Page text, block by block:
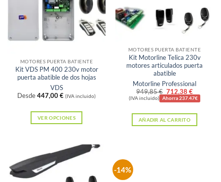
MOTORES PUERTA BATIENTE
Kit VDS PM 400 230v motor
puerta abatible de dos hojas
VDS
Desde447,00€ (IVA incluido)
VER OPCIONES
tiene
múltiples
variantes.
MOTORES PUERTA BATIENTE
Kit Motorline Telica 230v
motores articulados puerta
abatible
Motorline Professional
949,85€ El
precio
era:
949,85 €.
712,38 €El
precio
es:
(IVA incluido) Ahorra 237.47€
AÑADIR AL CARRITO
-14%